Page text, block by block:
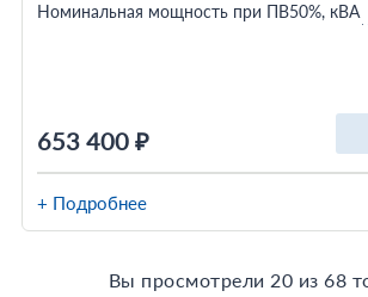
653 400 ₽
Номинальная мощность при ПВ50%, кВА
+ Подробнее
Вы просмотрели 20 из 68